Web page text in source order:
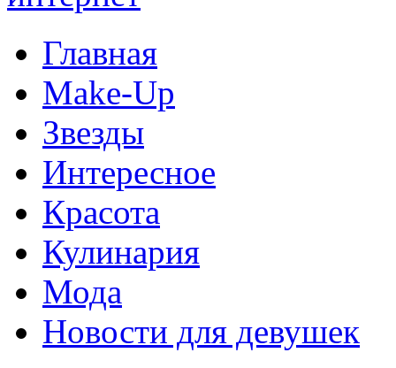
Главная
Make-Up
Звезды
Интересное
Красота
Кулинария
Мода
Новости для девушек